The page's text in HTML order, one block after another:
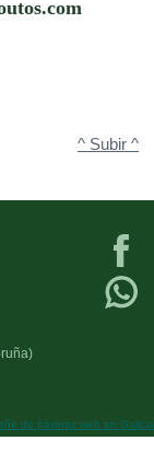
^ Subir ^
de páxinas web en Galicia